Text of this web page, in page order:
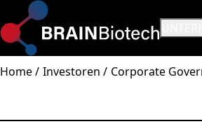
Home Investoren Corporate